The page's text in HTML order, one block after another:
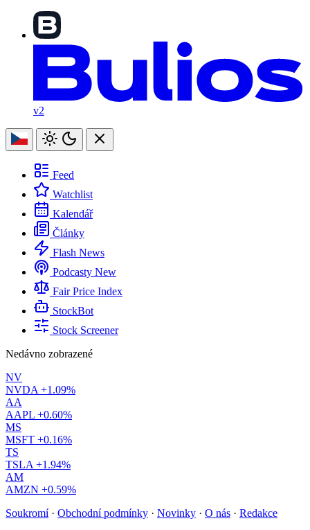
v2
Feed
Watchlist
Kalendář
Články
Flash News
Podcasty New
Fair Price Index
StockBot
Stock Screener
Nedávno zobrazené
NV
NVDA +1.09%
AA
AAPL +0.60%
MS
MSFT +0.16%
TS
TSLA +1.94%
AM
AMZN +0.59%
Soukromí · Obchodní podmínky · Novinky · O nás · Redakce